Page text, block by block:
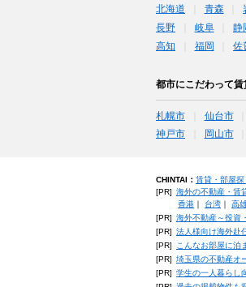
北海道 青森
長野
岐阜 静
高知
福岡 佐
都市にこだわって
札幌市 仙台市
神戸市
岡山市
CHINTAI： 賃貸・部屋探
[PR] 海外の不動産・賃
香港｜ 台湾｜ 高
[PR] 海外不動産～投資
[PR] 法人様向け海外赴
[PR]
こんなお部屋に泊
[PR] 埼玉県の不動産オ
[PR] 学生の一人暮らし